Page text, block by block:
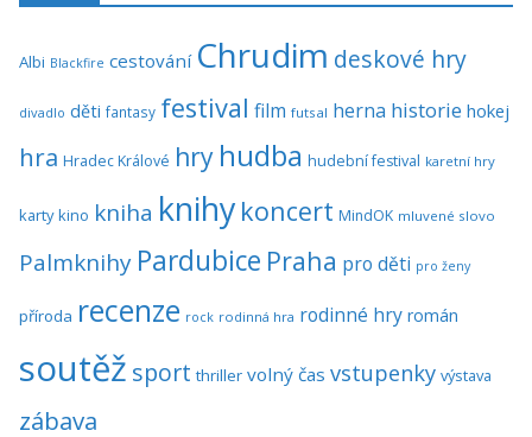
Albi Blackfire cestování Chrudim deskové hry
divadlo děti fantasy festival film futsal herna historie hokej
hra Hradec Králové hry hudba hudební festival karetní hry
karty kino kniha knihy koncert MindOK mluvené slovo
Palmknihy Pardubice Praha pro děti pro ženy
příroda recenze rock rodinná hra rodinné hry román
soutěž sport thriller volný čas vstupenky výstava
zábava